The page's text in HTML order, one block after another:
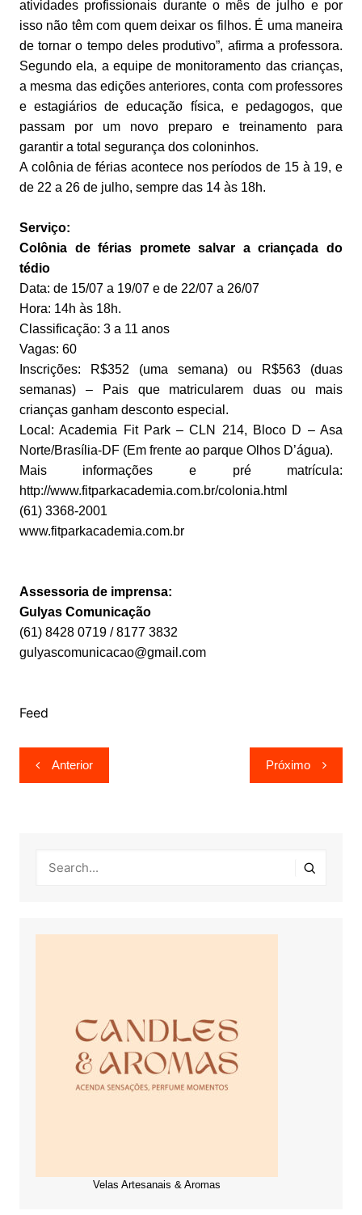
atividades profissionais durante o mês de julho e por
isso não têm com quem deixar os filhos. É uma maneira
de tornar o tempo deles produtivo”, afirma a professora.
Segundo ela, a equipe de monitoramento das crianças,
a mesma das edições anteriores, conta com professores
e estagiários de educação física, e pedagogos, que
passam por um novo preparo e treinamento para
garantir a total segurança dos coloninhos.
A colônia de férias acontece nos períodos de 15 à 19, e
de 22 a 26 de julho, sempre das 14 às 18h.
Serviço:
Colônia de férias promete salvar a criançada do
tédio
Data: de 15/07 a 19/07 e de 22/07 a 26/07
Hora: 14h às 18h.
Classificação: 3 a 11 anos
Vagas: 60
Inscrições: R$352 (uma semana) ou R$563 (duas
semanas) – Pais que matricularem duas ou mais
crianças ganham desconto especial.
Local: Academia Fit Park – CLN 214, Bloco D – Asa
Norte/Brasília-DF (Em frente ao parque Olhos D’água).
Mais informações e pré matrícula:
http://www.fitparkacademia.com.br/colonia.html
(61) 3368-2001
www.fitparkacademia.com.br
Assessoria de imprensa:
Gulyas Comunicação
(61) 8428 0719 / 8177 3832
gulyascomunicacao@gmail.com
Feed
Navegação
de
Anterior Próximo
Velas Artesanais & Aromas